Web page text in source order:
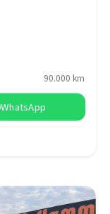
90.000 km
WhatsApp